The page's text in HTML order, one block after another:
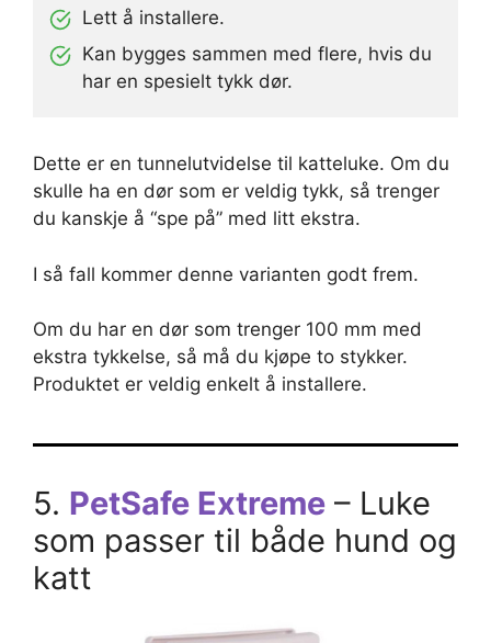
Lett å installere.
Kan bygges sammen med flere, hvis du
har en spesielt tykk dør.
Dette er en tunnelutvidelse til katteluke. Om du
skulle ha en dør som er veldig tykk, så trenger
du kanskje å “spe på” med litt ekstra.
I så fall kommer denne varianten godt frem.
Om du har en dør som trenger 100 mm med
ekstra tykkelse, så må du kjøpe to stykker.
Produktet er veldig enkelt å installere.
5. PetSafe Extreme – Luke
som passer til både hund og
katt